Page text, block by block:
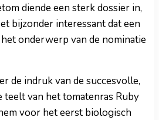
diende een sterk dossier in,
bijzonder interessant dat een
onderwerp van de nominatie
de indruk van de succesvolle,
teelt van het tomatenras Ruby
voor het eerst biologisch